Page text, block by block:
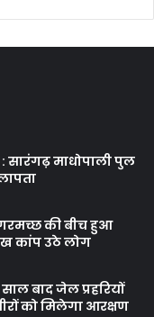
सारंगढ़ माधोपाली पुल
की बीच हुआ
कांप उठे लोग
बाद जेल प्रहरियों
को मिलेगा आरक्षण